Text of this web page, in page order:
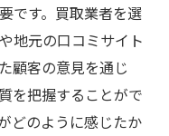
です。買取業者を選
地元の口コミサイト
顧客の意見を通じ
を把握することがで
どのように感じたか